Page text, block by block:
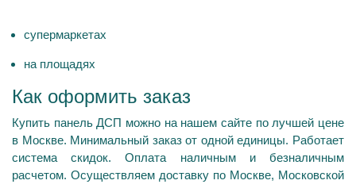
супермаркетах
на площадях
Как оформить заказ
Купить панель ДСП можно на нашем сайте по лучшей цене
в Москве. Минимальный заказ от одной единицы. Работает
система скидок. Оплата наличным и безналичным
расчетом. Осуществляем доставку по Москве, Московской